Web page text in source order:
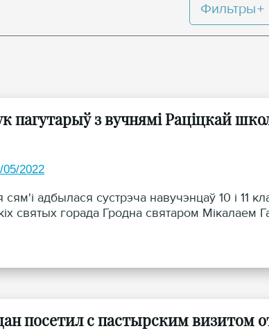
Фильтры
пагутарыў з вучнямі Раціцкай
05/2022
адбылася сустрэча навучэнцаў 10 і 11
святых горада Гродна святаром Мікалаем
посетил с пастырским визитом